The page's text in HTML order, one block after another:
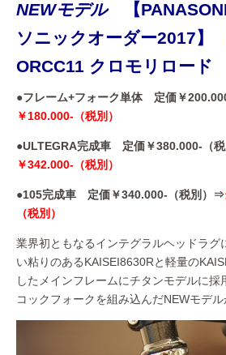
NEWモデル【
ソニックオーダー2017】
ORCC11 クロモリロード
●フレーム+フォーク単体 定価￥
￥180.000-（税別）
●ULTEGRA完成車 定価￥380.000-（
￥342.000-（税別）
●105完成車 定価￥340.000-（税別）⇒
（税別）
業界初ともなるインテグラルヘッドラグ
い粘りのあるKAISEI8630Rと軽量の
したメインフレームにチタンモデルに採
コックフォークを組み込んだNEWモデル